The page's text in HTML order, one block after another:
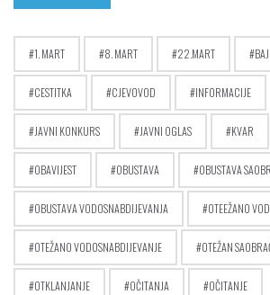
1. MART 8. MART 22.MART
CESTITKA CJEVOVOD INFORMACIJE
JAVNI KONKURS JAVNI OGLAS KVAR
OBAVIJEST OBUSTAVA OBUSTAVA
OBUSTAVA VODOSNABDIJEVANJA OTEEŽANO
OTEŽANO VODOSNABDIJEVANJE OTEŽAN
OTKLANJANJE OČITANJA OČITANJE